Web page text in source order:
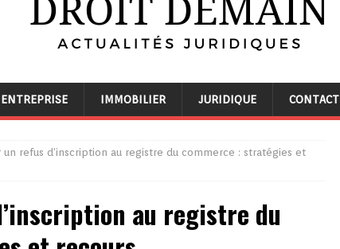
ENTREPRISE IMMOBILIER JURIDIQUE CONTACT
un refus d’inscription au registre du commerce : stratégies et
au registre du